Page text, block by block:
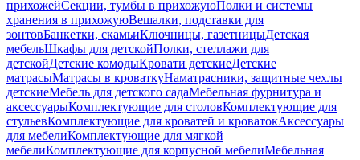
прихожейСекции, тумбы в прихожуюПолки и системы
хранения в прихожуюВешалки, подставки для
зонтовБанкетки, скамьиКлючницы, газетницыДетская
мебельШкафы для детскойПолки, стеллажи для
детскойДетские комодыКровати детскиеДетские
матрасыМатрасы в кроваткуНаматрасники, защитные чехлы
детскиеМебель для детского садаМебельная фурнитура и
аксессуарыКомплектующие для столовКомплектующие для
стульевКомплектующие для кроватей и кроватокАксессуары
для мебелиКомплектующие для мягкой
мебелиКомплектующие для корпусной мебелиМебельная